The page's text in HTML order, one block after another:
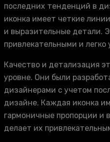
последних тенденций в
иконка имеет четкие
и выразительные детали.
привлекательными и
Качество и детализация
уровне. Они были
дизайнерами с учетом
дизайне. Каждая иконка
гармоничные пропорции и
делает их